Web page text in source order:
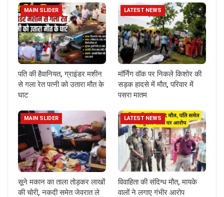
MAIN SLIDER
पति की हैवानियत, ग्राइंडर मशीन
से गला रेत पत्नी को उतारा मौत के
घाट
LATEST NEWS
मॉर्निंग वॉक पर निकले किशोर की
सड़क हादसे में मौत, परिवार में
पसरा मातम
MAIN SLIDER
सूने मकान का ताला तोड़कर लाखों
की चोरी, नकदी समेत जेवरात ले
LATEST NEWS
विवाहिता की संदिग्ध मौत, मायके
वालों ने लगाए गंभीर आरोप